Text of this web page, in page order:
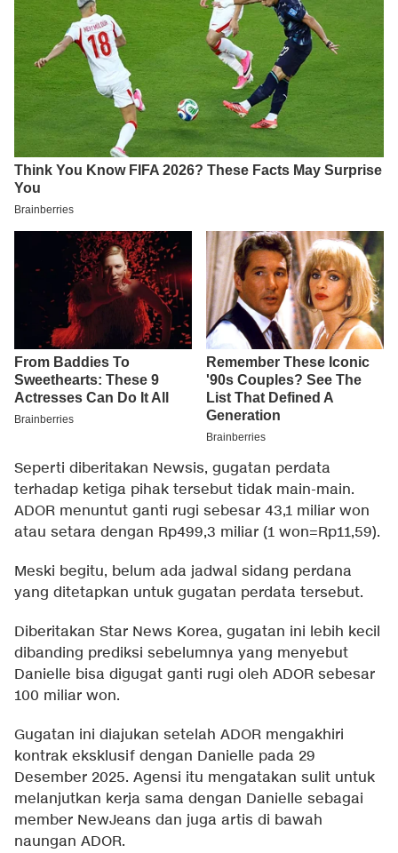
Seperti diberitakan Newsis, gugatan perdata
terhadap ketiga pihak tersebut tidak main-main.
ADOR menuntut ganti rugi sebesar 43,1 miliar won
atau setara dengan Rp499,3 miliar (1 won=Rp11,59).
Meski begitu, belum ada jadwal sidang perdana
yang ditetapkan untuk gugatan perdata tersebut.
Diberitakan Star News Korea, gugatan ini lebih kecil
dibanding prediksi sebelumnya yang menyebut
Danielle bisa digugat ganti rugi oleh ADOR sebesar
100 miliar won.
Gugatan ini diajukan setelah ADOR mengakhiri
kontrak eksklusif dengan Danielle pada 29
Desember 2025. Agensi itu mengatakan sulit untuk
melanjutkan kerja sama dengan Danielle sebagai
member NewJeans dan juga artis di bawah
naungan ADOR.